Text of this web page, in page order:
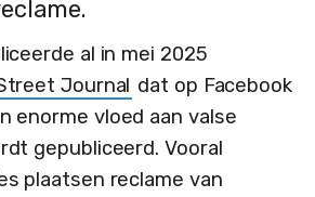
al in mei 2025
Journal dat op Facebook
enorme vloed aan valse
gepubliceerd. Vooral
plaatsen reclame van